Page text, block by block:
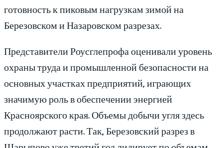
готовность к пиковым нагрузкам зимой на
Березовском и Назаровском разрезах.
Представители Роусглепрофа оценивали уровень
охраны труда и промышленной безопасности на
основных участках предприятий, играющих
значимую роль в обеспечении энергией
Красноярского края. Объемы добычи угля здесь
продолжают расти. Так, Березовский разрез в